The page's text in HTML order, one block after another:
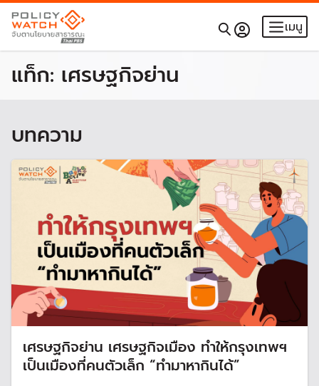
เมนู
แท็ก: เศรษฐกิจย่าน
บทความ
เศรษฐกิจย่าน เศรษฐกิจเมือง ทำให้กรุงเทพฯ
เป็นเมืองที่คนตัวเล็ก “ทำมาหากินได้”